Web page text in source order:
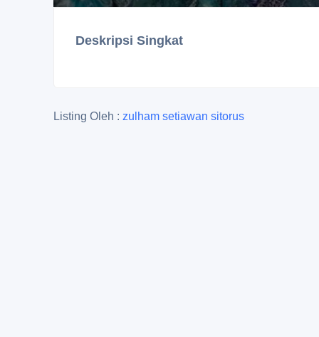
Deskripsi Singkat
Listing Oleh : zulham setiawan sitorus